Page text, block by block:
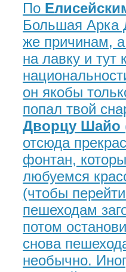
По
Большая Арка
же причинам,
на лавку и тут
он якобы
попал твой
Дворцу Шайо
отсюда
фонтан,
любуемся
(чтобы
пешеходам
потом
снова
необычно.